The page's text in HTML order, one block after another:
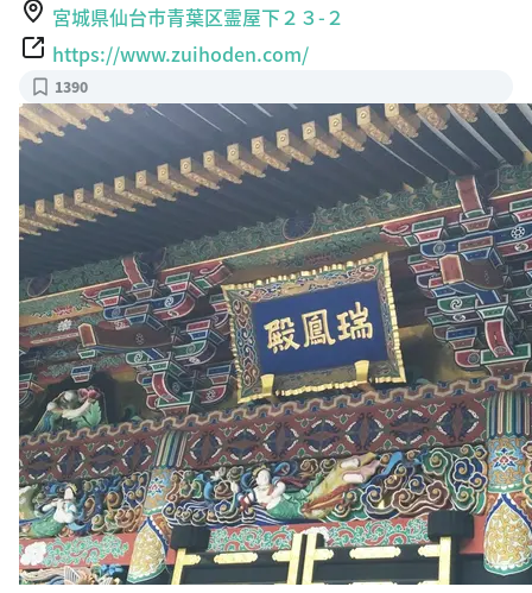
宮城県仙台市青葉区霊屋下２３-２
https://www.zuihoden.com/
1390